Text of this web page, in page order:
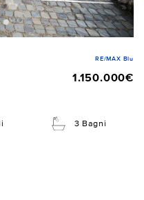
RE/MAX Blu
1.150.000€
3 Bagni